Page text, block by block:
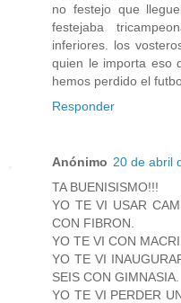
no festejo que
festejaba
inferiores. los
quien le importa eso
hemos perdido el
Responder
Anónimo 20 de abril
TA BUENISISMO!!!
YO TE VI USAR
CON FIBRON.
YO TE VI CON
YO TE VI
SEIS CON GIMNASIA.
YO TE VI PERDER